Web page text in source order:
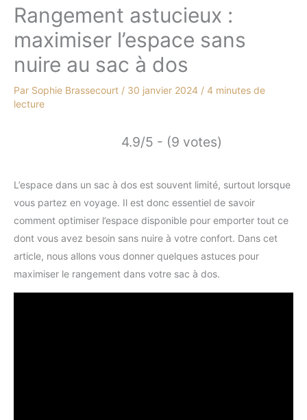
Rangement astucieux :
maximiser l’espace sans
nuire au sac à dos
Par Sophie Brassecourt / 30 janvier 2024 / 4 minutes de
lecture
4.9/5 - (9 votes)
L’espace dans un sac à dos est souvent limité, surtout lorsque
vous partez en voyage. Il est donc essentiel de savoir
comment optimiser l’espace disponible pour emporter tout ce
dont vous avez besoin sans nuire à votre confort. Dans cet
article, nous allons vous donner quelques astuces pour
maximiser le rangement dans votre sac à dos.